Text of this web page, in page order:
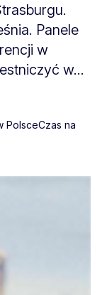
Panele
w
w...
PolsceCzas na